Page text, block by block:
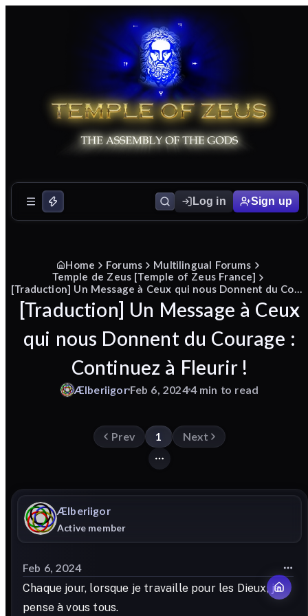
Log in Sign up
Home Forums
Multilingual Forums
Temple de Zeus [Temple of Zeus France]
[Traduction] Un Message à Ceux
qui nous Donnent du Courage :
Continuez à Fleurir !
ÆlberiigorFeb 6, 20244 min to read
Prev 1 Next
Ælberiigor
Active member
Feb 6, 2024
Chaque jour, lorsque je travaille pour les Dieux, je
pense à vous tous.